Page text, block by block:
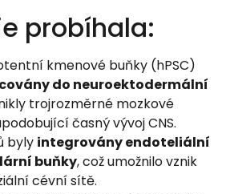
probíhala:
kmenové buňky (hPSC)
do neuroektodermální
trojrozměrné mozkové
časný vývoj CNS.
byly integrovány endoteliální
buňky, což umožnilo vznik
cévní sítě.